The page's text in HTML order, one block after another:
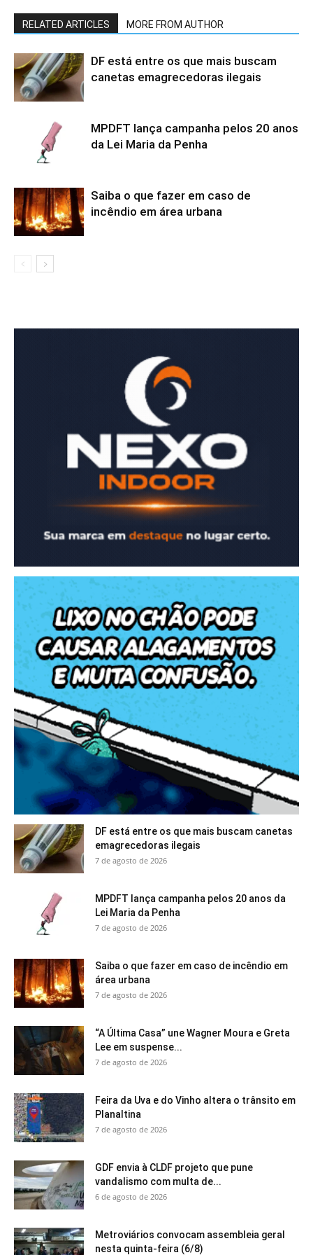
RELATED ARTICLES MORE FROM AUTHOR
DF está entre os que mais buscam
canetas emagrecedoras ilegais
MPDFT lança campanha pelos 20 anos
da Lei Maria da Penha
Saiba o que fazer em caso de
incêndio em área urbana
DF está entre os que mais buscam canetas
emagrecedoras ilegais
7 de agosto de 2026
MPDFT lança campanha pelos 20 anos da
Lei Maria da Penha
7 de agosto de 2026
Saiba o que fazer em caso de incêndio em
área urbana
7 de agosto de 2026
“A Última Casa” une Wagner Moura e Greta
Lee em suspense...
7 de agosto de 2026
Feira da Uva e do Vinho altera o trânsito em
Planaltina
7 de agosto de 2026
GDF envia à CLDF projeto que pune
vandalismo com multa de...
6 de agosto de 2026
Metroviários convocam assembleia geral
nesta quinta-feira (6/8)